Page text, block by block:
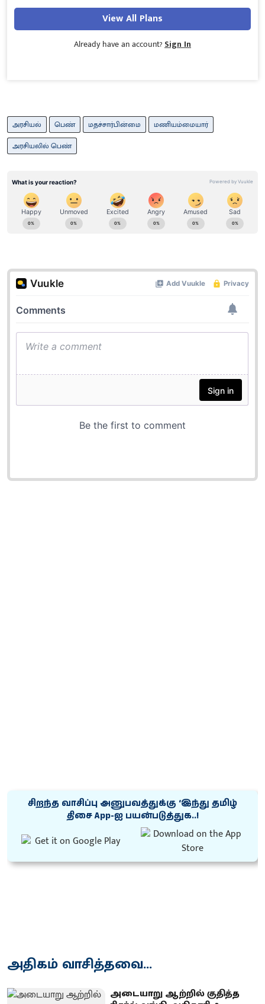
View All Plans
Already have an account? Sign In
அரசியல் பெண் மதச்சார்பின்மை
மணியம்மையார்
அரசியலில் பெண்
சிறந்த வாசிப்பு அனுபவத்துக்கு ‘இந்து தமிழ்
திசை App-ஐ பயன்படுத்துக..!
அதிகம் வாசித்தவை...
அடையாறு ஆற்றில் குதித்த